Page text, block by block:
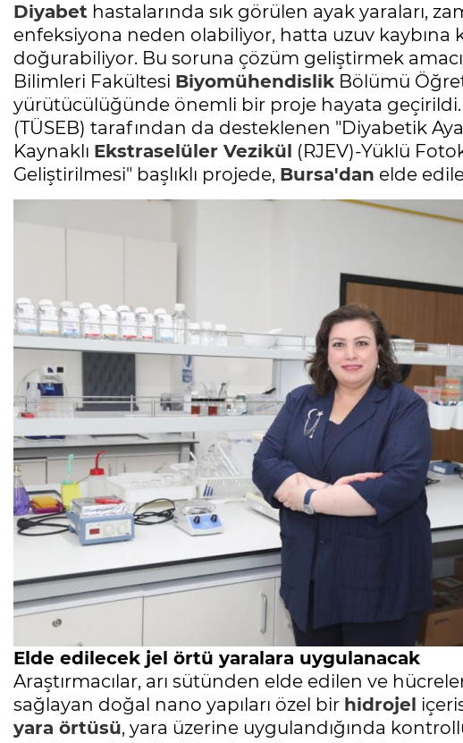
Diyabet hastalarında sık görülen ayak yaraları,
enfeksiyona neden olabiliyor, hatta uzuv kaybına
doğurabiliyor. Bu soruna çözüm geliştirmek
Bilimleri Fakültesi Biyomühendislik Bölümü
yürütücülüğünde önemli bir proje hayata geçirildi.
(TÜSEB) tarafından da desteklenen "Diyabetik
Kaynaklı Ekstraselüler Vezikül (RJEV)-Yüklü
Geliştirilmesi" başlıklı projede, Bursa'dan elde
Elde edilecek jel örtü yaralara uygulanacak
Araştırmacılar, arı sütünden elde edilen ve
sağlayan doğal nano yapıları özel bir hidrojel
yara örtüsü, yara üzerine uygulandığında